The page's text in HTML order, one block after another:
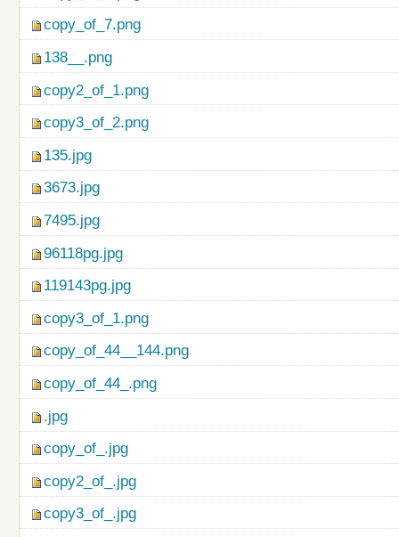
copy_of_7.png
138__.png
copy2_of_1.png
copy3_of_2.png
135.jpg
3673.jpg
7495.jpg
96118pg.jpg
119143pg.jpg
copy3_of_1.png
copy_of_44__144.png
copy_of_44_.png
.jpg
copy_of_.jpg
copy2_of_.jpg
copy3_of_.jpg